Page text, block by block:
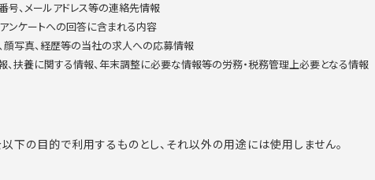
号、メールアドレス等の連絡先情報
ンケートへの回答に含まれる内容
顔写真、経歴等の当社の求人への応募情報
、扶養に関する情報、年末調整に必要な情報等の労務・税務管理上必要となる情報
下の目的で利用するものとし、それ以外の用途には使用しません。